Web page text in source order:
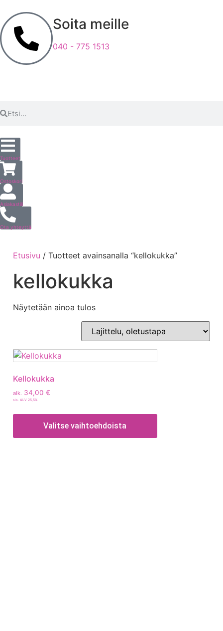
Soita meille
040 - 775 1513
Tuotteet
Ostoskori
Asiakastili
Ota yhteyttä
Etusivu / Tuotteet avainsanalla “kellokukka”
kellokukka
Näytetään ainoa tulos
Kellokukka
alk. 34,00 €
sis. ALV 25,5%
Valitse vaihtoehdoista